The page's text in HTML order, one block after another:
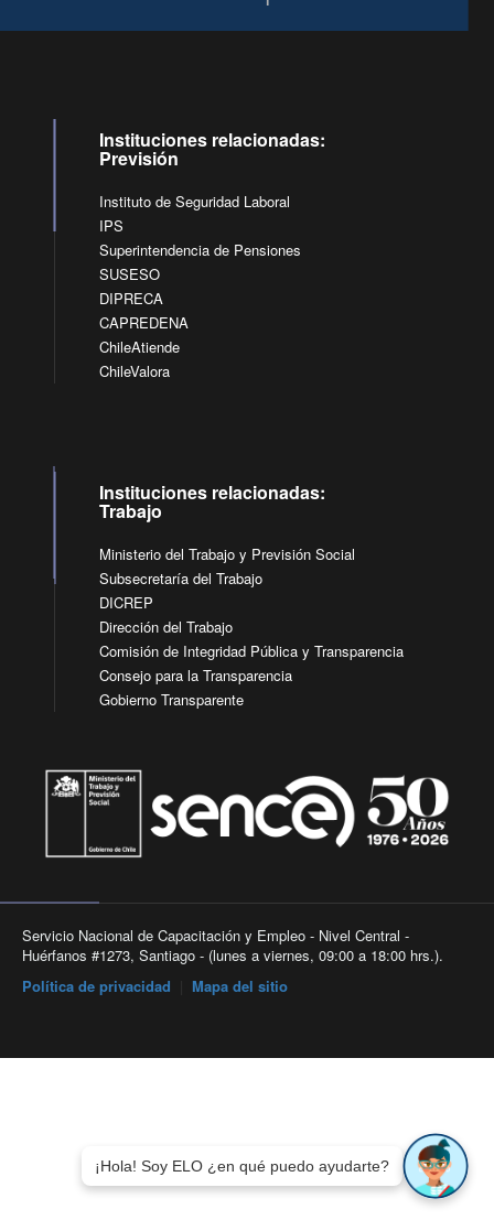
Instituciones relacionadas:
Previsión
Instituto de Seguridad Laboral
IPS
Superintendencia de Pensiones
SUSESO
DIPRECA
CAPREDENA
ChileAtiende
ChileValora
Instituciones relacionadas:
Trabajo
Ministerio del Trabajo y Previsión Social
Subsecretaría del Trabajo
DICREP
Dirección del Trabajo
Comisión de Integridad Pública y Transparencia
Consejo para la Transparencia
Gobierno Transparente
Servicio Nacional de Capacitación y Empleo - Nivel Central -
Huérfanos #1273, Santiago - (lunes a viernes, 09:00 a 18:00 hrs.).
Política de privacidad
Mapa del sitio
¡Hola! Soy ELO ¿en qué puedo ayudarte?